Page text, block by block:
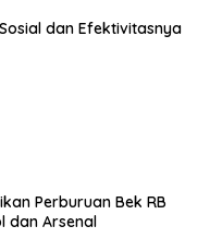
dan Efektivitasnya
Perburuan Bek RB
dan Arsenal